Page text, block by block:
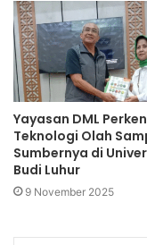
Yayasan DML
Teknologi Olah
Sumbernya di
Budi Luhur
9 November 2025